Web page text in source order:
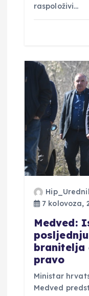
raspoloživi…
7 kolovoza,
Medved:
branitelja
pravo
Ministar
Medved